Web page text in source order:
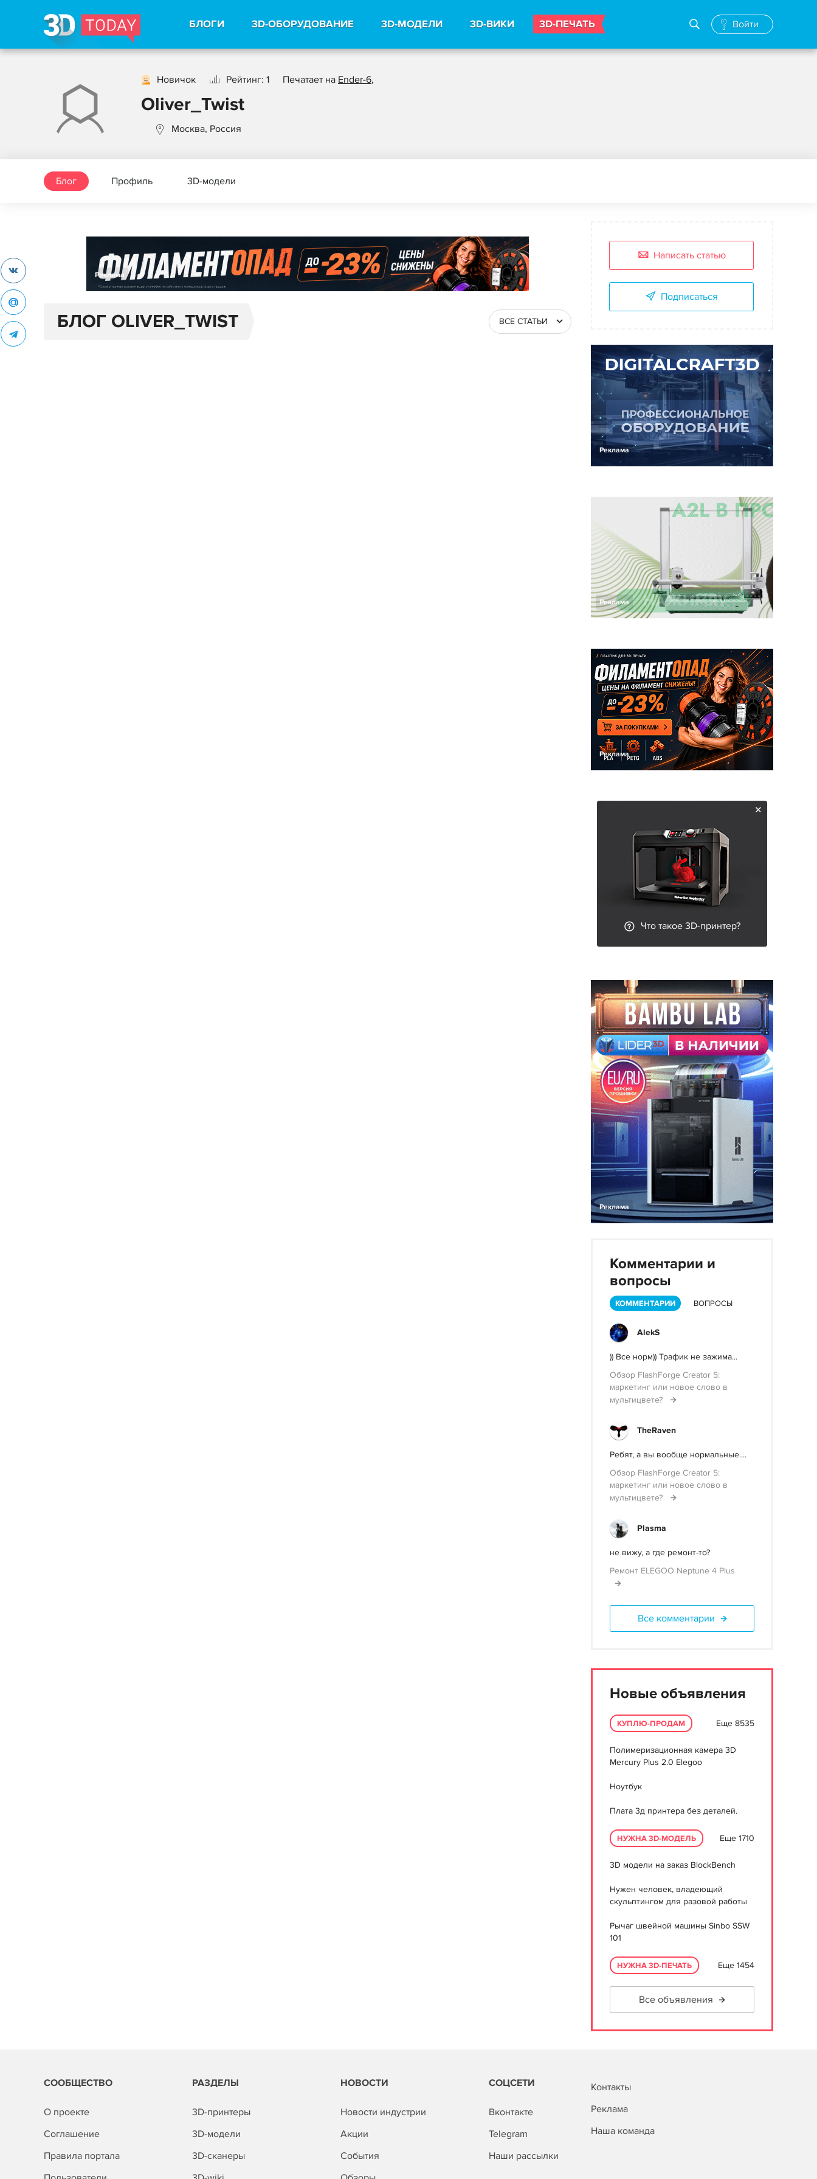
БЛОГИ 3D-ОБОРУДОВАНИЕ 3D-МОДЕЛИ 3D-ВИКИ 3D-ПЕЧАТЬ Войти
Новичок Рейтинг: 1 Печатает на Ender-6,
Oliver_Twist
Москва, Россия
Блог Профиль 3D-модели
Реклама
БЛОГ OLIVER_TWIST ВСЕ СТАТЬИ
Написать статью
Подписаться
Реклама
Реклама
Реклама
Что такое 3D-принтер?
Реклама
Комментарии и
вопросы
КОММЕНТАРИИ ВОПРОСЫ
AlekS
)) Все норм)) Трафик не зажима...
Обзор FlashForge Creator 5:
маркетинг или новое слово в
мультицвете?
TheRaven
Ребят, а вы вообще нормальные....
Обзор FlashForge Creator 5:
маркетинг или новое слово в
мультицвете?
Plasma
не вижу, а где ремонт-то?
Ремонт ELEGOO Neptune 4 Plus
Все комментарии
Новые объявления
КУПЛЮ-ПРОДАМ Еще 8535
Полимеризационная камера 3D
Mercury Plus 2.0 Elegoo
Ноутбук
Плата 3д принтера без деталей.
НУЖНА 3D-МОДЕЛЬ Еще 1710
3D модели на заказ BlockBench
Нужен человек, владеющий
скульптингом для разовой работы
Рычаг швейной машины Sinbo SSW
101
НУЖНА 3D-ПЕЧАТЬ Еще 1454
Все объявления
СООБЩЕСТВО
О проекте
Соглашение
Правила портала
РАЗДЕЛЫ
3D-принтеры
3D-модели
3D-сканеры
НОВОСТИ
Новости индустрии
Акции
События
СОЦСЕТИ
Вконтакте
Telegram
Наши рассылки
Контакты
Реклама
Наша команда